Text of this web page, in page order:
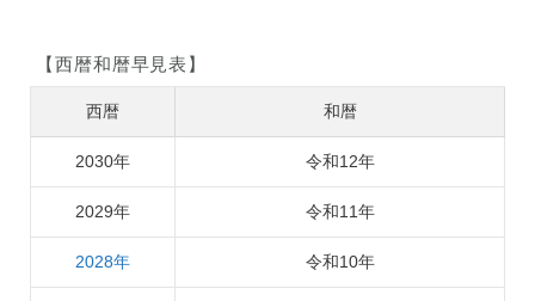
【西暦和暦早見表】
西暦 和暦
2030年 令和12年
2029年 令和11年
2028年 令和10年